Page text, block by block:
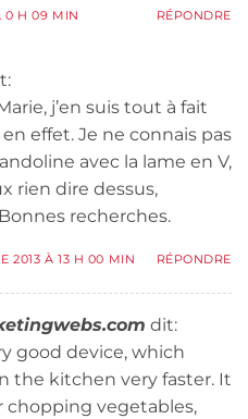
0 H 09 MIN RÉPONDRE
j’en suis tout à fait
effet. Je ne connais pas
avec la lame en V,
rien dire dessus,
recherches.
2013 À 13 H 00 MIN RÉPONDRE
dit:
good device, which
the kitchen very faster. It
chopping vegetables,